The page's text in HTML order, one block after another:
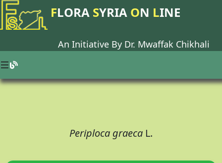
FLORA SYRIA ON LINE
An Initiative By Dr. Mwaffak Chikhali
Periploca graeca L.